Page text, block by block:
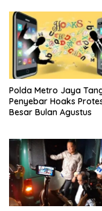
Polda Metro Jaya
Penyebar Hoaks
Besar Bulan Agustus